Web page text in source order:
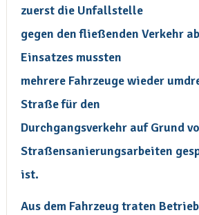
zuerst die Unfallstelle
gegen den fließenden Verkehr
Einsatzes mussten
mehrere Fahrzeuge wieder
Straße für den
Durchgangsverkehr auf Grund
Straßensanierungsarbeiten
ist.
Aus dem Fahrzeug traten